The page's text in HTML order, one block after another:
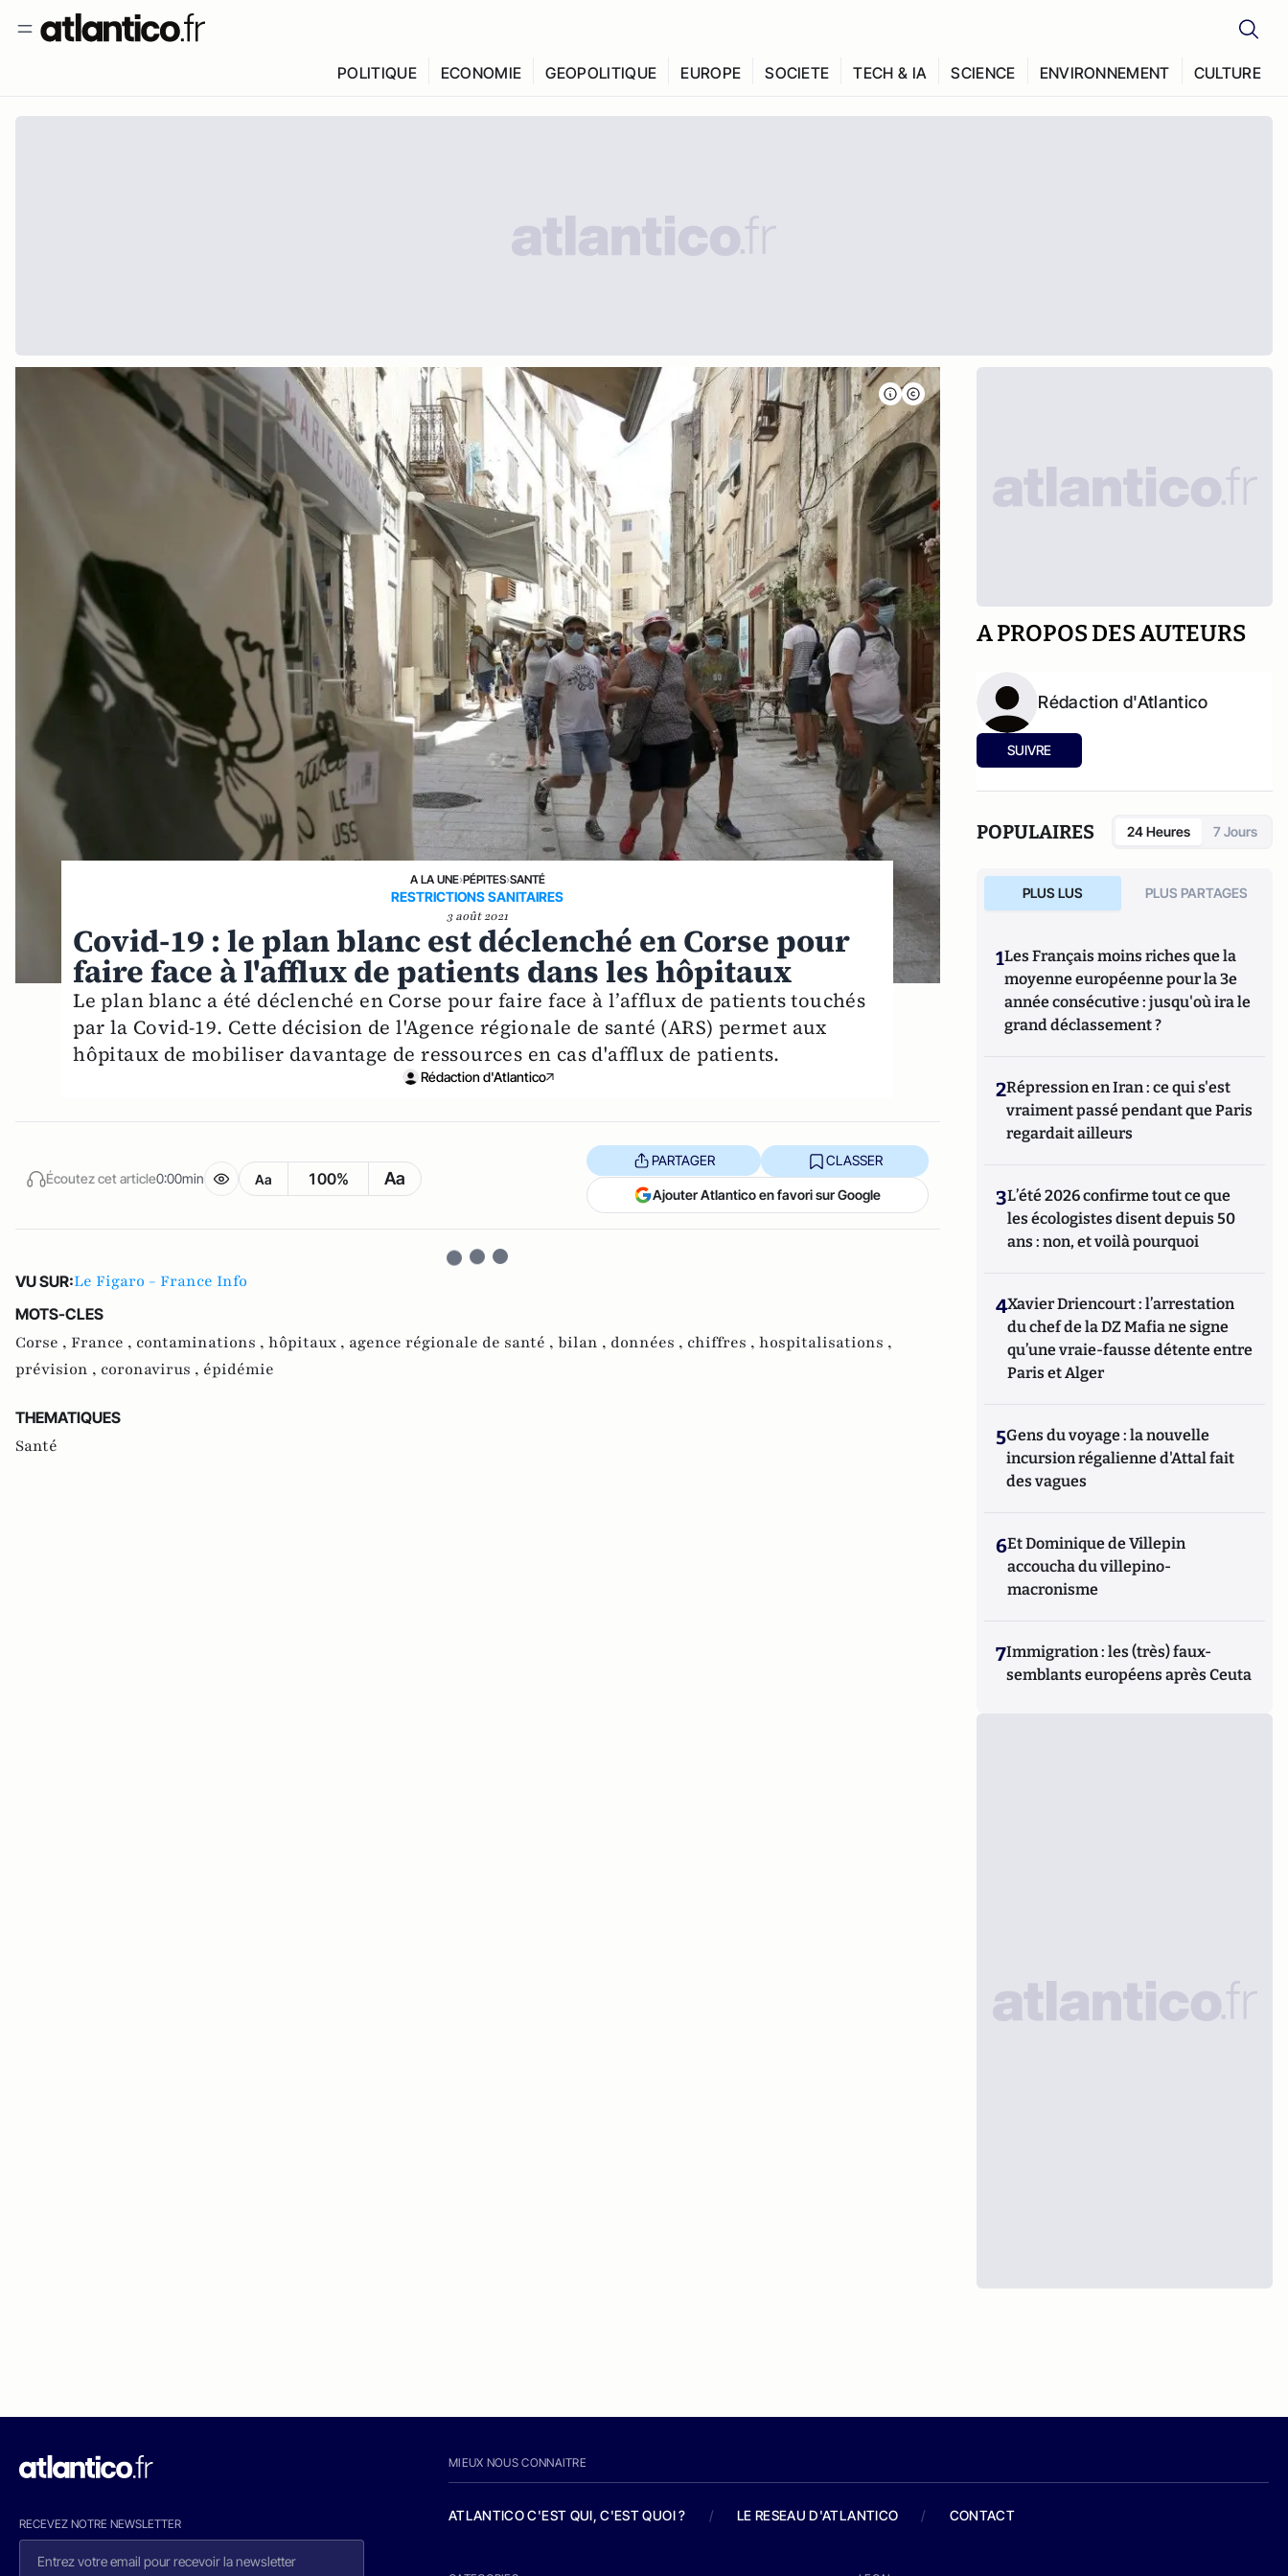
POLITIQUE ECONOMIE GEOPOLITIQUE EUROPE SOCIETE TECH & IA SCIENCE ENVIRONNEMENT CULTURE
A LA UNE›PÉPITES›SANTÉ
RESTRICTIONS SANITAIRES
3 août 2021
Covid-19 : le plan blanc est déclenché en Corse pour
faire face à l'afflux de patients dans les hôpitaux
Le plan blanc a été déclenché en Corse pour faire face à l’afflux de patients touchés
par la Covid-19. Cette décision de l'Agence régionale de santé (ARS) permet aux
hôpitaux de mobiliser davantage de ressources en cas d'afflux de patients.
Rédaction d'Atlantico
Écoutez cet article0:00min Aa 100% Aa
PARTAGER CLASSER
Ajouter Atlantico en favori sur Google
VU SUR:Le Figaro - France Info
MOTS-CLES
Corse , France , contaminations , hôpitaux , agence régionale de santé , bilan , données , chiffres , hospitalisations ,
prévision , coronavirus , épidémie
THEMATIQUES
Santé
A PROPOS DES AUTEURS
Rédaction d'Atlantico
SUIVRE
POPULAIRES 24 Heures 7 Jours
PLUS LUS PLUS PARTAGES
1Les Français moins riches que la
moyenne européenne pour la 3e
année consécutive : jusqu'où ira le
grand déclassement ?
2Répression en Iran : ce qui s'est
vraiment passé pendant que Paris
regardait ailleurs
3L’été 2026 confirme tout ce que
les écologistes disent depuis 50
ans : non, et voilà pourquoi
4Xavier Driencourt : l’arrestation
du chef de la DZ Mafia ne signe
qu’une vraie-fausse détente entre
Paris et Alger
5Gens du voyage : la nouvelle
incursion régalienne d'Attal fait
des vagues
6Et Dominique de Villepin
accoucha du villepino-
macronisme
7Immigration : les (très) faux-
semblants européens après Ceuta
RECEVEZ NOTRE NEWSLETTER
MIEUX NOUS CONNAITRE
ATLANTICO C'EST QUI, C'EST QUOI ? / LE RESEAU D'ATLANTICO / CONTACT